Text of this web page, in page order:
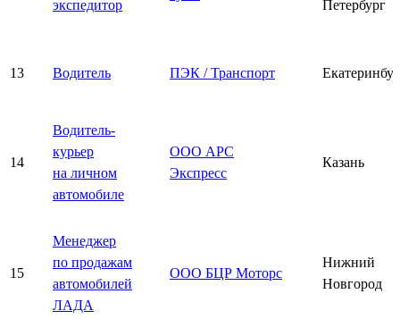
экспедитор Петербург
13 Водитель ПЭК / Транспорт
14
Водитель-
курьер
на личном
автомобиле
ООО АРС
Экспресс
Казань
15
Менеджер
по продажам
автомобилей
ЛАДА
ООО БЦР Моторс
Нижний
Новгород